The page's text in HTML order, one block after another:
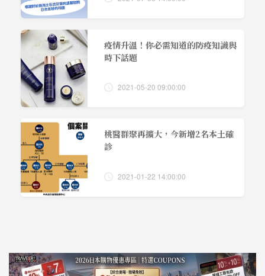
疫情升溫！你必需知道的防疫知識與
時下話題
2021-05-20 09:00:00
桃醫群聚再擴大，今新增2名本土確
診
2021-01-22 14:00:00